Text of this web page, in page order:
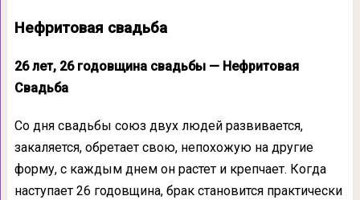
Нефритовая свадьба
26 лет, 26 годовщина свадьбы — Нефритовая
Свадьба
Со дня свадьбы союз двух людей развивается,
закаляется, обретает свою, непохожую на другие
форму, с каждым днем он растет и крепчает. Когда
наступает 26 годовщина, брак становится практически